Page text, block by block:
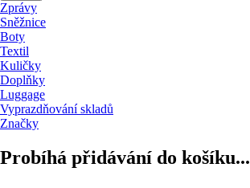
Zprávy
Sněžnice
Boty
Textil
Kuličky
Doplňky
Luggage
Vyprazdňování skladů
Značky
Probíhá přidávání do košíku...